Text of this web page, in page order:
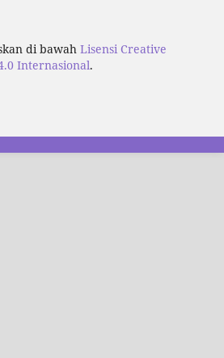
di bawah Lisensi Creative
Internasional.